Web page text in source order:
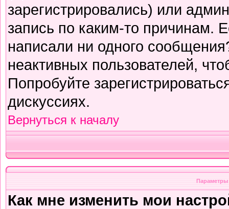
зарегистрировались) или
запись по каким-то причинам.
написали ни одного
неактивных пользователей,
Попробуйте
дискуссиях.
Вернуться к началу
Параметры
Как мне изменить мои